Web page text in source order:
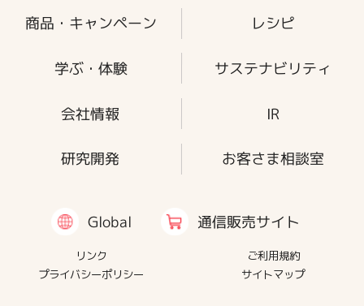
商品・キャンペーン レシピ
学ぶ・体験 サステナビリティ
会社情報 IR
研究開発 お客さま相談室
Global 通信販売サイト
リンク
ご利用規約
プライバシーポリシー
サイトマップ